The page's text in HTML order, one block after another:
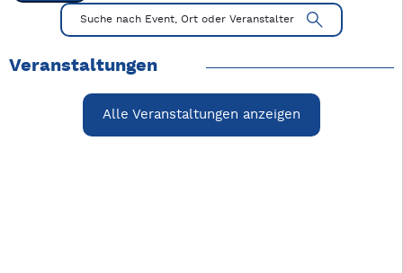
Mit Tab zu den Steuerelementen wechseln. Mit Pfeiltasten
Suche nach Event, Ort oder Veranstalter
Veranstaltungen
Alle Veranstaltungen anzeigen